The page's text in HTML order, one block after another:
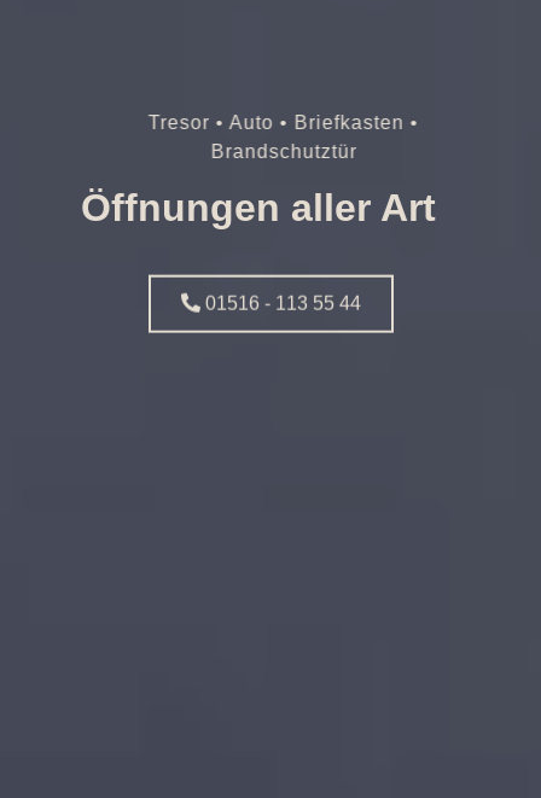
Tresor • Auto • Briefkasten •
Brandschutztür
Öffnungen aller Art
01516 - 113 55 44